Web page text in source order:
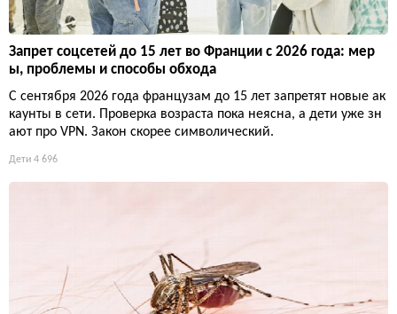
Запрет соцсетей до 15 лет во Франции с 2026 года: мер
ы, проблемы и способы обхода
С сентября 2026 года французам до 15 лет запретят новые ак
каунты в сети. Проверка возраста пока неясна, а дети уже зн
ают про VPN. Закон скорее символический.
Дети 4 696